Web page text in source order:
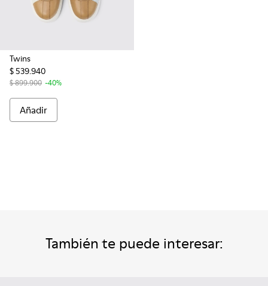
Twins
$ 539.940
$ 899.900 -40%
Añadir
También te puede interesar: